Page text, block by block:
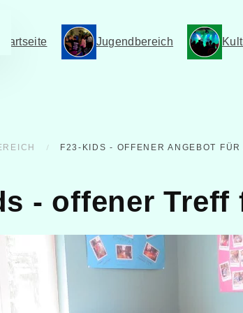
Startseite Jugendbereich
F23-KIDS - OFFENER ANGEBOT
- offener